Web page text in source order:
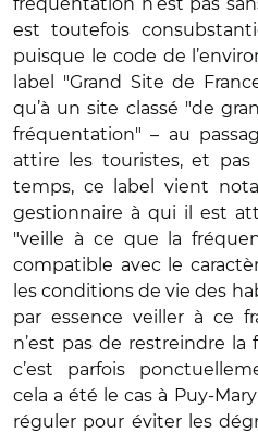
est toutefois
puisque le code de
label "Grand Site de
qu’à un site classé "de
fréquentation" – au
attire les touristes, et
temps, ce label vient
gestionnaire à qui il est
"veille à ce que la
compatible avec le
les conditions de vie des
par essence veiller à ce
n’est pas de restreindre
c’est parfois
cela a été le cas à Puy-
réguler pour éviter les